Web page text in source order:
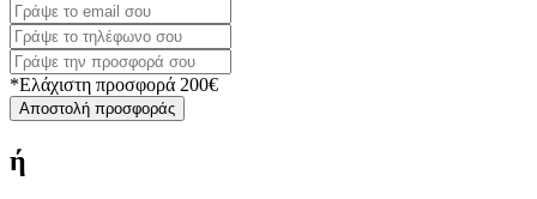
*Ελάχιστη προσφορά 200€
Αποστολή προσφοράς
ή